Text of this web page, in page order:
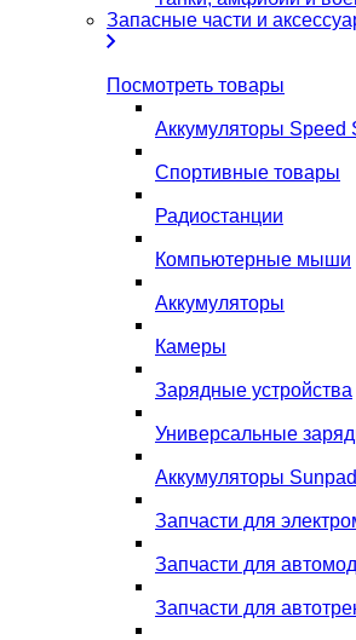
Запасные части и
Посмотреть товары
Аккумуляторы Speed
Спортивные товары
Радиостанции
Компьютерные мыши
Аккумуляторы
Камеры
Зарядные устройства
Универсальные
Аккумуляторы
Запчасти для
Запчасти для
Запчасти для